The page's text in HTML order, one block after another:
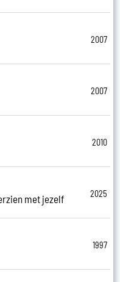
2007
2007
2010
met jezelf
2025
1997